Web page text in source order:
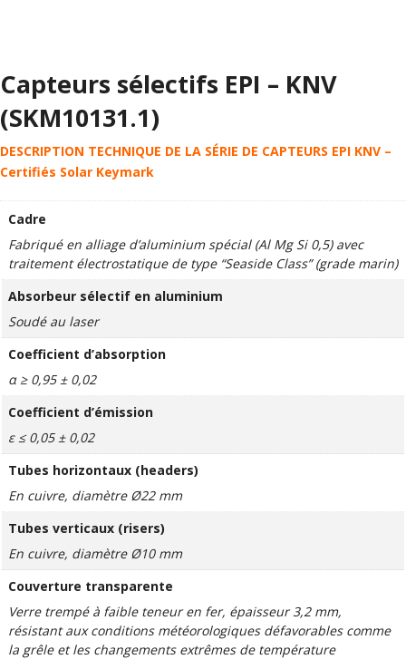
Capteurs sélectifs EPI – KNV
(SKM10131.1)
DESCRIPTION TECHNIQUE DE LA SÉRIE DE CAPTEURS EPI KNV –
Certifiés Solar Keymark
Cadre
Fabriqué en alliage d’aluminium spécial (Al Mg Si 0,5) avec
traitement électrostatique de type “Seaside Class” (grade marin)
Absorbeur sélectif en aluminium
Soudé au laser
Coefficient d’absorption
α ≥ 0,95 ± 0,02
Coefficient d’émission
ε ≤ 0,05 ± 0,02
Tubes horizontaux (headers)
En cuivre, diamètre Ø22 mm
Tubes verticaux (risers)
En cuivre, diamètre Ø10 mm
Couverture transparente
Verre trempé à faible teneur en fer, épaisseur 3,2 mm,
résistant aux conditions météorologiques défavorables comme
la grêle et les changements extrêmes de température